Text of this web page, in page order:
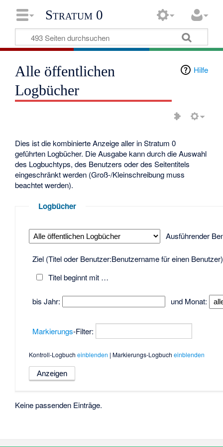
Stratum 0
Hilfe
Alle öffentlichen
Logbücher
Dies ist die kombinierte Anzeige aller in Stratum 0
geführten Logbücher. Die Ausgabe kann durch die Auswahl
des Logbuchtyps, des Benutzers oder des Seitentitels
eingeschränkt werden (Groß-/Kleinschreibung muss
beachtet werden).
Logbücher
Ausführender
Ziel (Titel oder Benutzer:Benutzername für einen
Titel beginnt mit …
bis Jahr: und Monat:
Markierungs-Filter:
Kontroll-Logbuch einblenden | Markierungs-Logbuch einblenden
Keine passenden Einträge.